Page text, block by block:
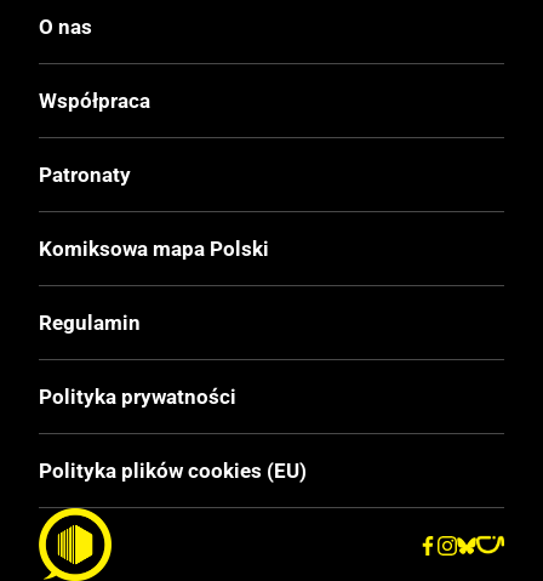
Oprawa
Twarda
Format
212x272mm
Liczba Stron
52
29.99 zł
EAN
O nas
Współpraca
Patronaty
Komiksowa mapa Polski
Regulamin
Polityka prywatności
Polityka plików cookies (EU)